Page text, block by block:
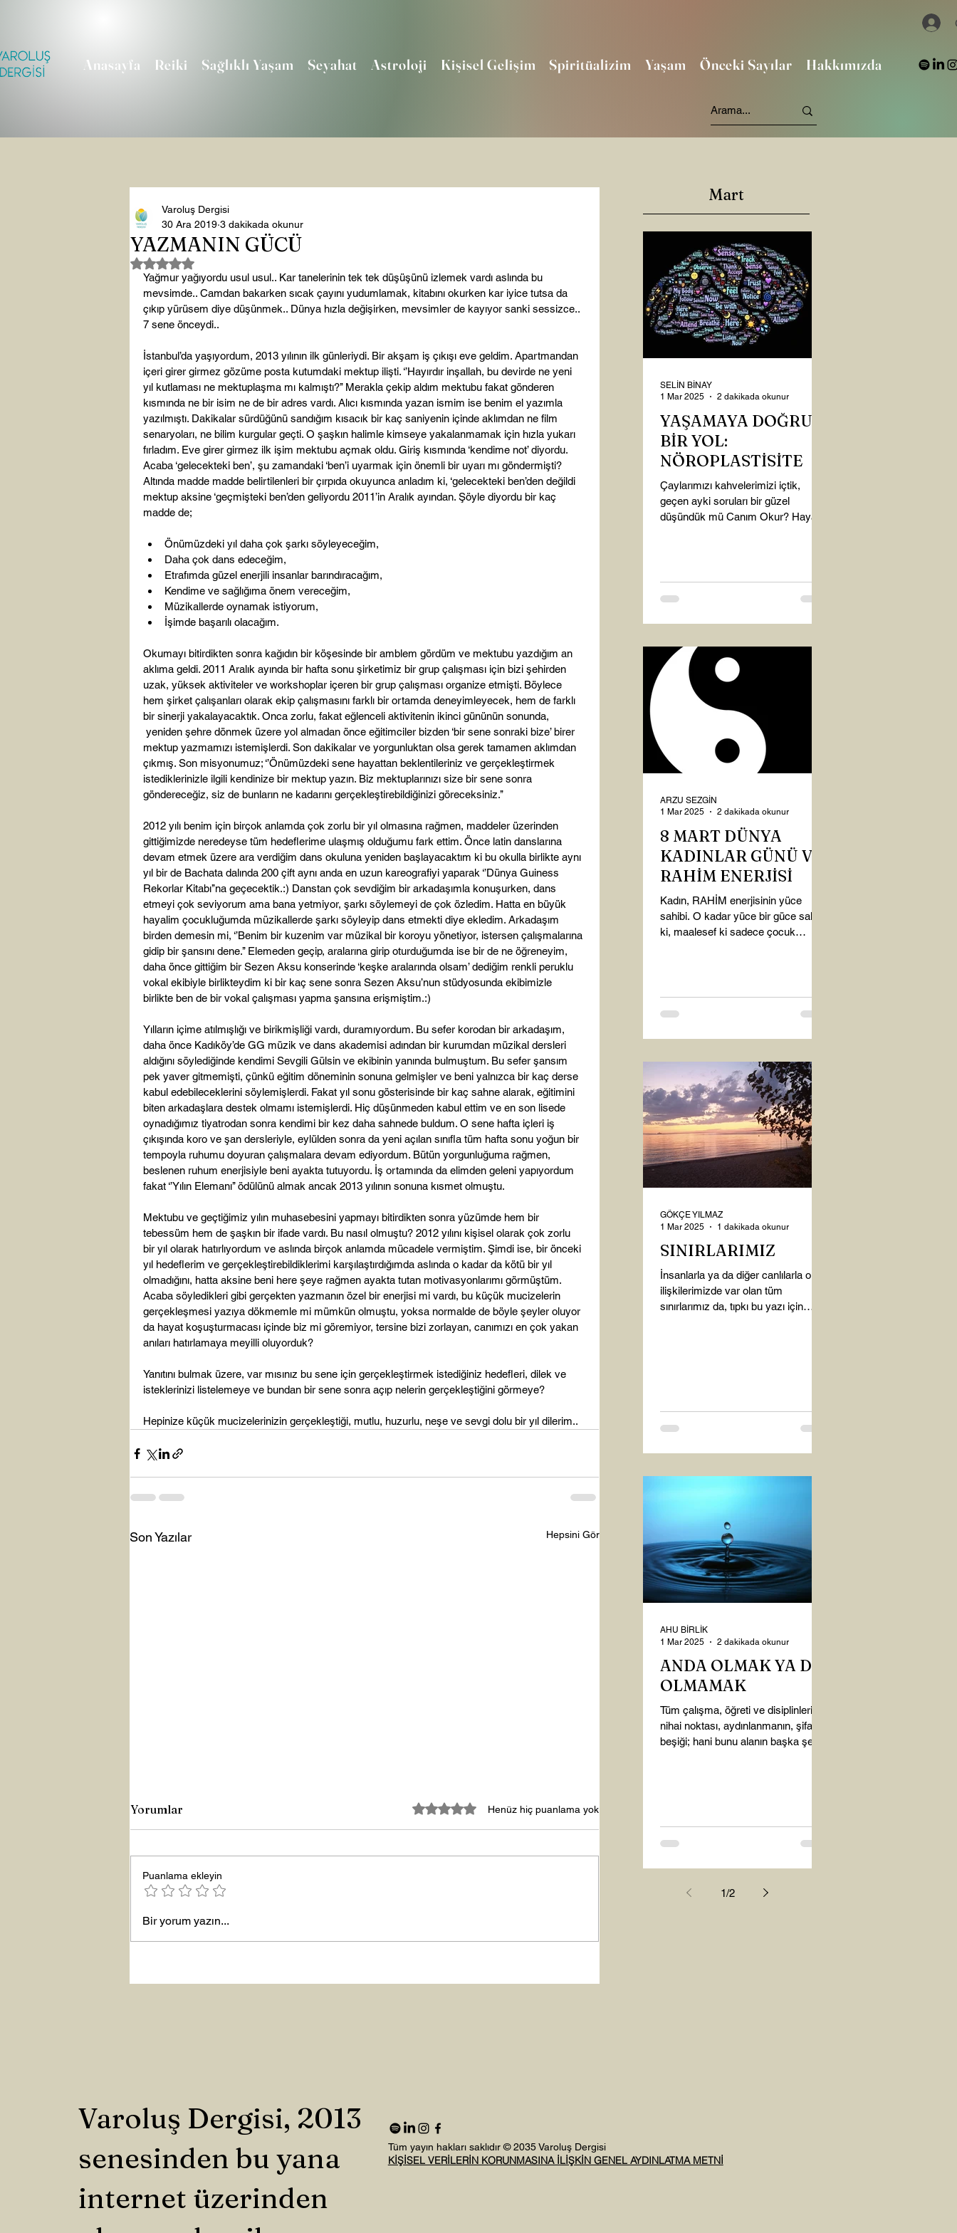
Anasayfa Reiki Sağlıklı Yaşam Seyahat Astroloji Kişisel Gelişim Spiritüalizim Yaşam Önceki Sayılar Hakkımızda
YAZMANIN GÜCÜ
Varoluş Dergisi
30 Ara 2019 3 dakikada okunur
5 üzerinden NaN yıldız
Yağmur yağıyordu usul usul.. Kar tanelerinin tek tek düşüşünü izlemek vardı aslında bu
mevsimde.. Camdan bakarken sıcak çayını yudumlamak, kitabını okurken kar iyice tutsa da
çıkıp yürüsem diye düşünmek.. Dünya hızla değişirken, mevsimler de kayıyor sanki sessizce..
7 sene önceydi..
İstanbul’da yaşıyordum, 2013 yılının ilk günleriydi. Bir akşam iş çıkışı eve geldim. Apartmandan
içeri girer girmez gözüme posta kutumdaki mektup ilişti. ‘’Hayırdır inşallah, bu devirde ne yeni
yıl kutlaması ne mektuplaşma mı kalmıştı?’’ Merakla çekip aldım mektubu fakat gönderen
kısmında ne bir isim ne de bir adres vardı. Alıcı kısmında yazan ismim ise benim el yazımla
yazılmıştı. Dakikalar sürdüğünü sandığım kısacık bir kaç saniyenin içinde aklımdan ne film
senaryoları, ne bilim kurgular geçti. O şaşkın halimle kimseye yakalanmamak için hızla yukarı
fırladım. Eve girer girmez ilk işim mektubu açmak oldu. Giriş kısmında ‘kendime not’ diyordu.
Acaba ‘gelecekteki ben’, şu zamandaki ‘ben’i uyarmak için önemli bir uyarı mı göndermişti?
Altında madde madde belirtilenleri bir çırpıda okuyunca anladım ki, ‘gelecekteki ben’den değildi
mektup aksine ‘geçmişteki ben’den geliyordu 2011’in Aralık ayından. Şöyle diyordu bir kaç
Önümüzdeki yıl daha çok şarkı söyleyeceğim,
Daha çok dans edeceğim,
Etrafımda güzel enerjili insanlar barındıracağım,
Kendime ve sağlığıma önem vereceğim,
Müzikallerde oynamak istiyorum,
İşimde başarılı olacağım.
Okumayı bitirdikten sonra kağıdın bir köşesinde bir amblem gördüm ve mektubu yazdığım an
aklıma geldi. 2011 Aralık ayında bir hafta sonu şirketimiz bir grup çalışması için bizi şehirden
uzak, yüksek aktiviteler ve workshoplar içeren bir grup çalışması organize etmişti. Böylece
hem şirket çalışanları olarak ekip çalışmasını farklı bir ortamda deneyimleyecek, hem de farklı
bir sinerji yakalayacaktık. Onca zorlu, fakat eğlenceli aktivitenin ikinci gününün sonunda,
yeniden şehre dönmek üzere yol almadan önce eğitimciler bizden ‘bir sene sonraki bize’ birer
mektup yazmamızı istemişlerdi. Son dakikalar ve yorgunluktan olsa gerek tamamen aklımdan
çıkmış. Son misyonumuz; ‘’Önümüzdeki sene hayattan beklentileriniz ve gerçekleştirmek
istediklerinizle ilgili kendinize bir mektup yazın. Biz mektuplarınızı size bir sene sonra
göndereceğiz, siz de bunların ne kadarını gerçekleştirebildiğinizi göreceksiniz.’’
2012 yılı benim için birçok anlamda çok zorlu bir yıl olmasına rağmen, maddeler üzerinden
gittiğimizde neredeyse tüm hedeflerime ulaşmış olduğumu fark ettim. Önce latin danslarına
devam etmek üzere ara verdiğim dans okuluna yeniden başlayacaktım ki bu okulla birlikte aynı
yıl bir de Bachata dalında 200 çift aynı anda en uzun kareografiyi yaparak ‘’Dünya Guiness
Rekorlar Kitabı’’na geçecektik.:) Danstan çok sevdiğim bir arkadaşımla konuşurken, dans
etmeyi çok seviyorum ama bana yetmiyor, şarkı söylemeyi de çok özledim. Hatta en büyük
hayalim çocukluğumda müzikallerde şarkı söyleyip dans etmekti diye ekledim. Arkadaşım
birden demesin mi, ‘’Benim bir kuzenim var müzikal bir koroyu yönetiyor, istersen çalışmalarına
gidip bir şansını dene.’’ Elemeden geçip, aralarına girip oturduğumda ise bir de ne öğreneyim,
daha önce gittiğim bir Sezen Aksu konserinde ‘keşke aralarında olsam’ dediğim renkli peruklu
vokal ekibiyle birlikteydim ki bir kaç sene sonra Sezen Aksu’nun stüdyosunda ekibimizle
birlikte ben de bir vokal çalışması yapma şansına erişmiştim.:)
Yılların içime atılmışlığı ve birikmişliği vardı, duramıyordum. Bu sefer korodan bir arkadaşım,
daha önce Kadıköy’de GG müzik ve dans akademisi adından bir kurumdan müzikal dersleri
aldığını söylediğinde kendimi Sevgili Gülsin ve ekibinin yanında bulmuştum. Bu sefer şansım
pek yaver gitmemişti, çünkü eğitim döneminin sonuna gelmişler ve beni yalnızca bir kaç derse
kabul edebileceklerini söylemişlerdi. Fakat yıl sonu gösterisinde bir kaç sahne alarak, eğitimini
biten arkadaşlara destek olmamı istemişlerdi. Hiç düşünmeden kabul ettim ve en son lisede
oynadığımız tiyatrodan sonra kendimi bir kez daha sahnede buldum. O sene hafta içleri iş
çıkışında koro ve şan dersleriyle, eylülden sonra da yeni açılan sınıfla tüm hafta sonu yoğun bir
tempoyla ruhumu doyuran çalışmalara devam ediyordum. Bütün yorgunluğuma rağmen,
beslenen ruhum enerjisiyle beni ayakta tutuyordu. İş ortamında da elimden geleni yapıyordum
fakat ‘’Yılın Elemanı’’ ödülünü almak ancak 2013 yılının sonuna kısmet olmuştu.
Mektubu ve geçtiğimiz yılın muhasebesini yapmayı bitirdikten sonra yüzümde hem bir
tebessüm hem de şaşkın bir ifade vardı. Bu nasıl olmuştu? 2012 yılını kişisel olarak çok zorlu
bir yıl olarak hatırlıyordum ve aslında birçok anlamda mücadele vermiştim. Şimdi ise, bir önceki
yıl hedeflerim ve gerçekleştirebildiklerimi karşılaştırdığımda aslında o kadar da kötü bir yıl
olmadığını, hatta aksine beni here şeye rağmen ayakta tutan motivasyonlarımı görmüştüm.
Acaba söyledikleri gibi gerçekten yazmanın özel bir enerjisi mi vardı, bu küçük mucizelerin
gerçekleşmesi yazıya dökmemle mi mümkün olmuştu, yoksa normalde de böyle şeyler oluyor
da hayat koşuşturmacası içinde biz mi göremiyor, tersine bizi zorlayan, canımızı en çok yakan
anıları hatırlamaya meyilli oluyorduk?
Yanıtını bulmak üzere, var mısınız bu sene için gerçekleştirmek istediğiniz hedefleri, dilek ve
isteklerinizi listelemeye ve bundan bir sene sonra açıp nelerin gerçekleştiğini görmeye?
Hepinize küçük mucizelerinizin gerçekleştiği, mutlu, huzurlu, neşe ve sevgi dolu bir yıl dilerim..
Son Yazılar Hepsini Gör
Yeni Yıla Merhaba
Yorumlar 5 üzerinden 0 yıldızHenüz hiç puanlama yok
Puanlama ekleyin
Bir yorum yazın...
Mart
YAŞAMAYA DOĞRU
BİR YOL:
NÖROPLASTİSİTE
Çaylarımızı kahvelerimizi içtik,
geçen ayki soruları bir güzel
düşündük mü Canım Okur? Hayatta
SELİN BİNAY
1 Mar 2025
2 dakikada okunur
8 MART DÜNYA
KADINLAR GÜNÜ VE
RAHİM ENERJİSİ
Kadın, RAHİM enerjisinin yüce
sahibi. O kadar yüce bir güce sahip
ki, maalesef ki sadece çocuk
ARZU SEZGİN
1 Mar 2025
2 dakikada okunur
SINIRLARIMIZ
İnsanlarla ya da diğer canlılarla olan
ilişkilerimizde var olan tüm
sınırlarımız da, tıpkı bu yazı için
GÖKÇE YILMAZ
1 Mar 2025
1 dakikada okunur
ANDA OLMAK YA DA
OLMAMAK
Tüm çalışma, öğreti ve disiplinlerin
nihai noktası, aydınlanmanın, şifanın
beşiği; hani bunu alanın başka şey
AHU BİRLİK
1 Mar 2025
2 dakikada okunur
1/2
Varoluş Dergisi, 2013
senesinden bu yana
internet üzerinden
Tüm yayın hakları saklıdır © 2035 Varoluş Dergisi
KİŞİSEL VERİLERİN KORUNMASINA İLİŞKİN GENEL AYDINLATMA METNİ